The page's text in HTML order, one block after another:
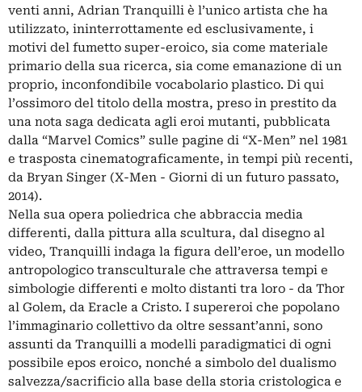
venti anni, Adrian Tranquilli è l’unico artista che ha
utilizzato, ininterrottamente ed esclusivamente, i
motivi del fumetto super-eroico, sia come materiale
primario della sua ricerca, sia come emanazione di un
proprio, inconfondibile vocabolario plastico. Di qui
l’ossimoro del titolo della mostra, preso in prestito da
una nota saga dedicata agli eroi mutanti, pubblicata
dalla “Marvel Comics” sulle pagine di “X-Men” nel 1981
e trasposta cinematograficamente, in tempi più recenti,
da Bryan Singer (X-Men - Giorni di un futuro passato,
2014).
Nella sua opera poliedrica che abbraccia media
differenti, dalla pittura alla scultura, dal disegno al
video, Tranquilli indaga la figura dell’eroe, un modello
antropologico transculturale che attraversa tempi e
simbologie differenti e molto distanti tra loro - da Thor
al Golem, da Eracle a Cristo. I supereroi che popolano
l’immaginario collettivo da oltre sessant’anni, sono
assunti da Tranquilli a modelli paradigmatici di ogni
possibile epos eroico, nonché a simbolo del dualismo
salvezza/sacrificio alla base della storia cristologica e